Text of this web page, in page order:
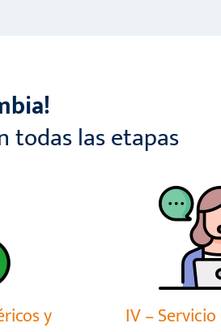
todas las etapas
y
IV –